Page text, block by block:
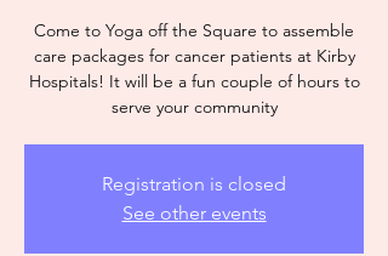
Come to Yoga off the Square to assemble
care packages for cancer patients at Kirby
Hospitals! It will be a fun couple of hours to
serve your community
Registration is closed
See other events